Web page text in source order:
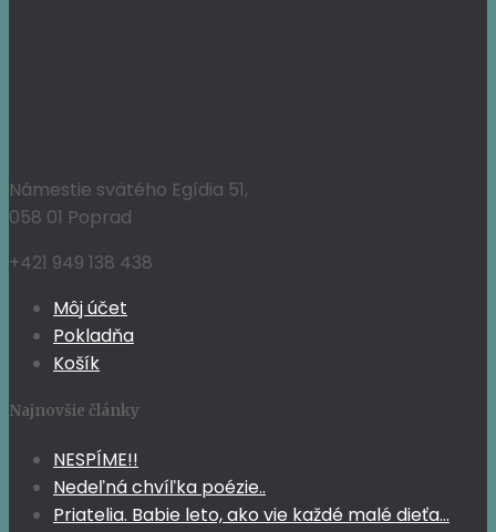
Námestie svätého Egídia 51,
058 01 Poprad
+421 949 138 438
Môj účet
Pokladňa
Košík
Najnovšie články
NESPÍME!!
Nedeľná chvíľka poézie..
Priatelia. Babie leto, ako vie každé malé dieťa…